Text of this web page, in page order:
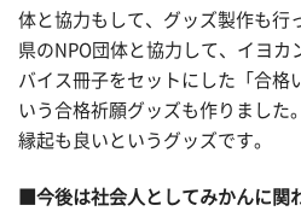
体と協力もして、グッズ製作も行
県のNPO団体と協力して、イヨカ
バイス冊子をセットにした「合
いう合格祈願グッズも作りました
縁起も良いというグッズです。
■今後は社会人としてみかんに関